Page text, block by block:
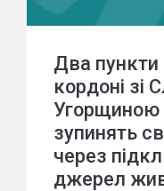
Два пункти
кордоні зі
Угорщиною
зупинять
через
джерел